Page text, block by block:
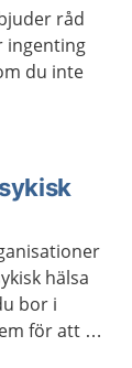
råd
ingenting
du inte
bor i
för att ta